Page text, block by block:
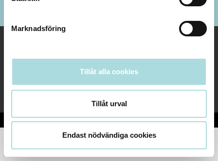
Marknadsföring
Tillåt alla cookies
Tillåt urval
Endast nödvändiga cookies
Följ oss i våra sociala kanaler!
Vi finns på både instagram och facebook.
Copyright 2026 Forumkvarteret.se